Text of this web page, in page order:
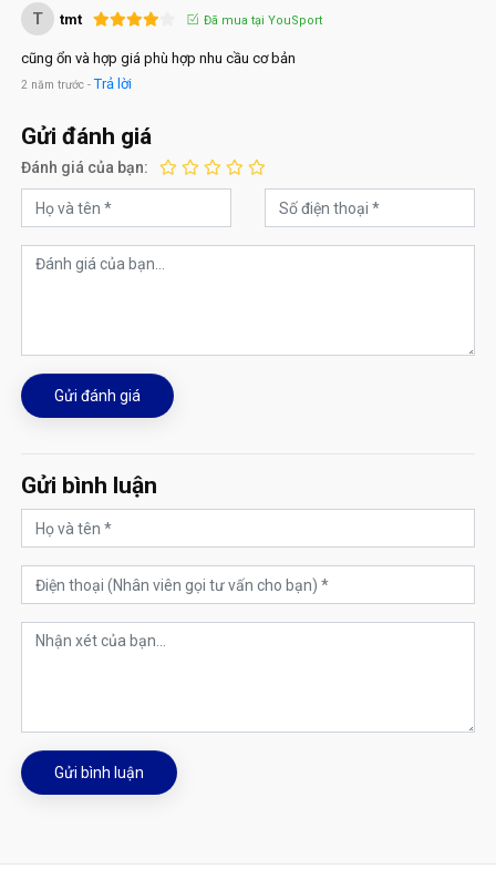
T tmt Đã mua tại YouSport
cũng ổn và hợp giá phù hợp nhu cầu cơ bản
2 năm trước - Trả lời
Gửi đánh giá
Đánh giá của bạn:
Gửi đánh giá
Gửi bình luận
Gửi bình luận